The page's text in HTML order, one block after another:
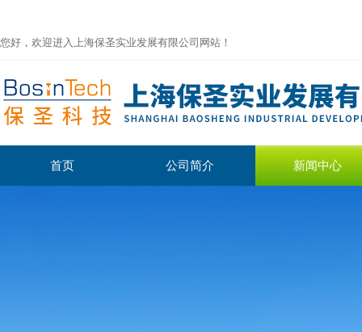
您好，欢迎进入上海保圣实业发展有限公司网站！
首页 公司简介 新闻中心